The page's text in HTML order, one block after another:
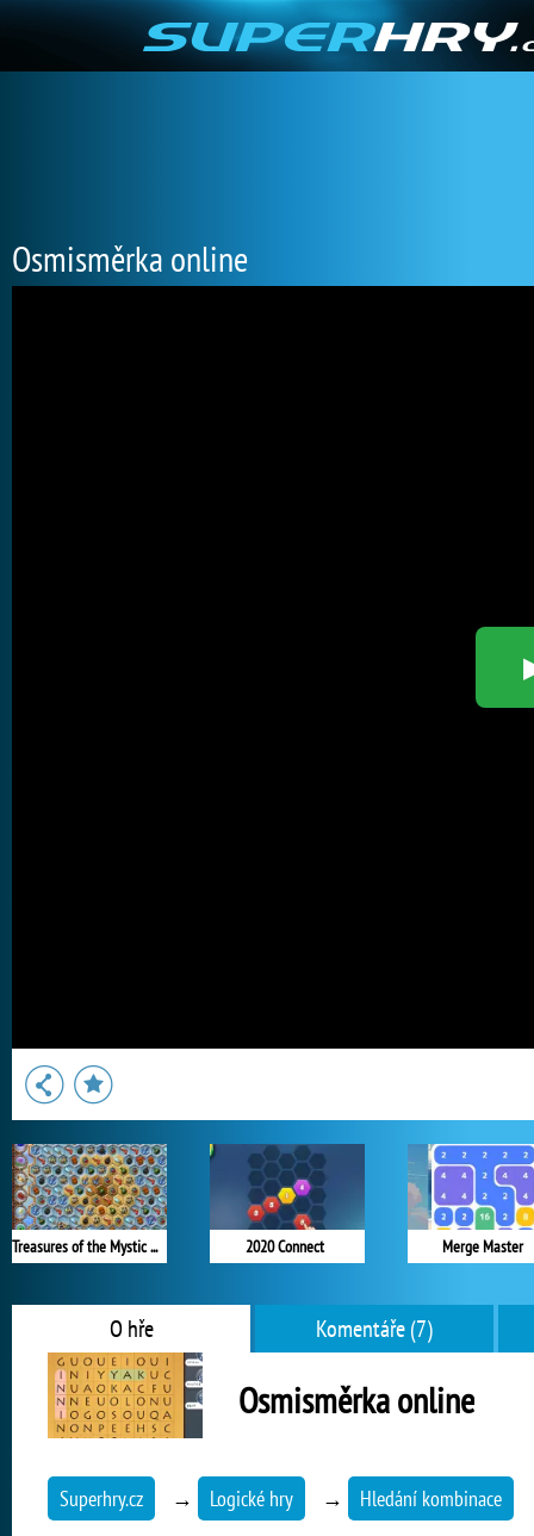
Osmisměrka online
Treasures of the Mystic Sea 2020 Connect Merge Master
O hře Komentáře (7)
Osmisměrka online
Superhry.cz → Logické hry → Hledání kombinace